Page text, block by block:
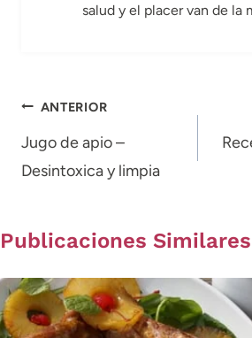
salud y el placer van de la
Navegación
de
entradas
ANTERIOR
Jugo de apio –
Desintoxica y limpia
Publicaciones Similares